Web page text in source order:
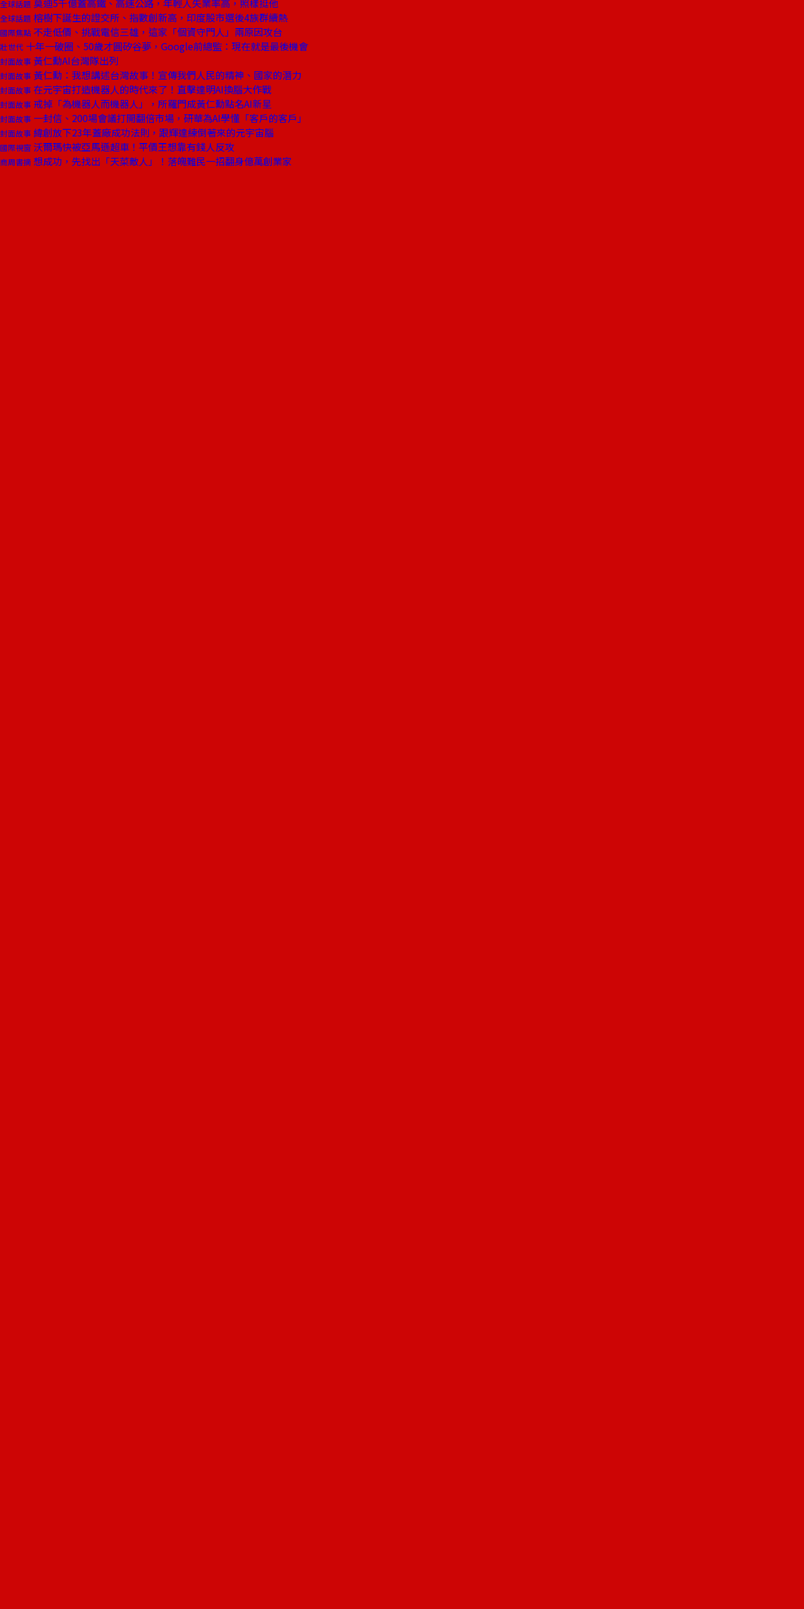
全球話題 莫迪5千億蓋高鐵、高速公路，年輕人失業率高，照樣挺他
全球話題 榕樹下誕生的證交所、指數創新高，印度股市選後4族群續熱
國際焦點 不走低價、挑戰電信三雄，這家「個資守門人」兩原因攻台
壯世代 十年一破圈、50歲才圓矽谷夢，Google前總監：現在就是最後機會
封面故事 黃仁勳AI台灣隊出列
封面故事 黃仁勳：我想講述台灣故事！宣傳我們人民的精神、國家的潛力
封面故事 在元宇宙打造機器人的時代來了！直擊達明AI換腦大作戰
封面故事 戒掉「為機器人而機器人」，所羅門成黃仁勳點名AI新星
封面故事 一封信、200場會議打開翻倍市場，研華為AI學懂「客戶的客戶」
封面故事 緯創放下23年蓋廠成功法則，跟輝達練倒著來的元宇宙腦
國際視窗 沃爾瑪快被亞馬遜超車！平價王想靠有錢人反攻
商周書摘 想成功，先找出「天菜敵人」！落魄難民一招翻身億萬創業家